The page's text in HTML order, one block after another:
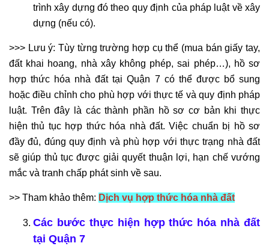
trình xây dựng đó theo quy định của pháp luật về xây
dựng (nếu có).
>>> Lưu ý: Tùy từng trường hợp cụ thể (mua bán giấy tay,
đất khai hoang, nhà xây không phép, sai phép…), hồ sơ
hợp thức hóa nhà đất tại Quận 7 có thể được bổ sung
hoặc điều chỉnh cho phù hợp với thực tế và quy định pháp
luật. Trên đây là các thành phần hồ sơ cơ bản khi thực
hiện thủ tục hợp thức hóa nhà đất. Việc chuẩn bị hồ sơ
đầy đủ, đúng quy định và phù hợp với thực trạng nhà đất
sẽ giúp thủ tục được giải quyết thuận lợi, hạn chế vướng
mắc và tranh chấp phát sinh về sau.
>> Tham khảo thêm: Dịch vụ hợp thức hóa nhà đất
Các bước thực hiện hợp thức hóa nhà đất
tại Quận 7